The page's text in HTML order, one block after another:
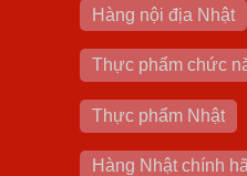
Hàng nội địa Nhật
Thực phẩm chức
Thực phẩm Nhật
Hàng Nhật chính